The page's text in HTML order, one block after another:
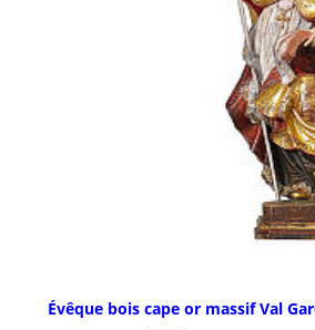
Évêque bois cape or massif Val